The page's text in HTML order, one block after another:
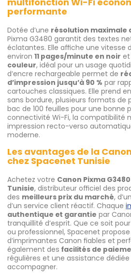
performante
Dotée d’une résolution maximale
Pixma G3480 garantit des textes
éclatantes. Elle affiche une vitesse
environ 11 pages/minute en noir et
couleur, idéal pour un usage
d’encre rechargeable permet de
d’impression jusqu’à 90 % par
cartouches classiques. Elle prend
sans bordure, plusieurs formats de
bac de 100 feuilles pour une bonne
connectivité Wi-Fi, la compatibilité
impression recto-verso
moderne.
Les avantages de la
chez Spacenet Tunisie
Achetez votre Canon Pixma G3480
Tunisie, distributeur officiel des
des meilleurs prix du marché,
d’un service client réactif. Chaque
authentique et garantie par
tranquillité d’esprit. Que ce soit
ou professionnel, Spacenet
d’imprimantes Canon fiables et
également des facilités de
régulières et une assistance
accompagner.